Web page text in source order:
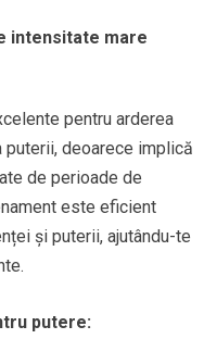
intensitate mare
pentru arderea
deoarece implică
de perioade de
este eficient
și puterii, ajutându-te
putere: